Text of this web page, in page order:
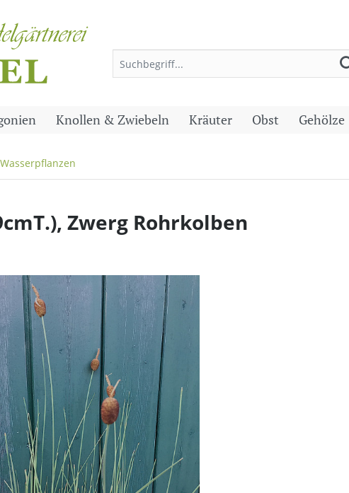
Knollen & Zwiebeln Kräuter Obst Gehölze
Wasserpflanzen
Zwerg Rohrkolben